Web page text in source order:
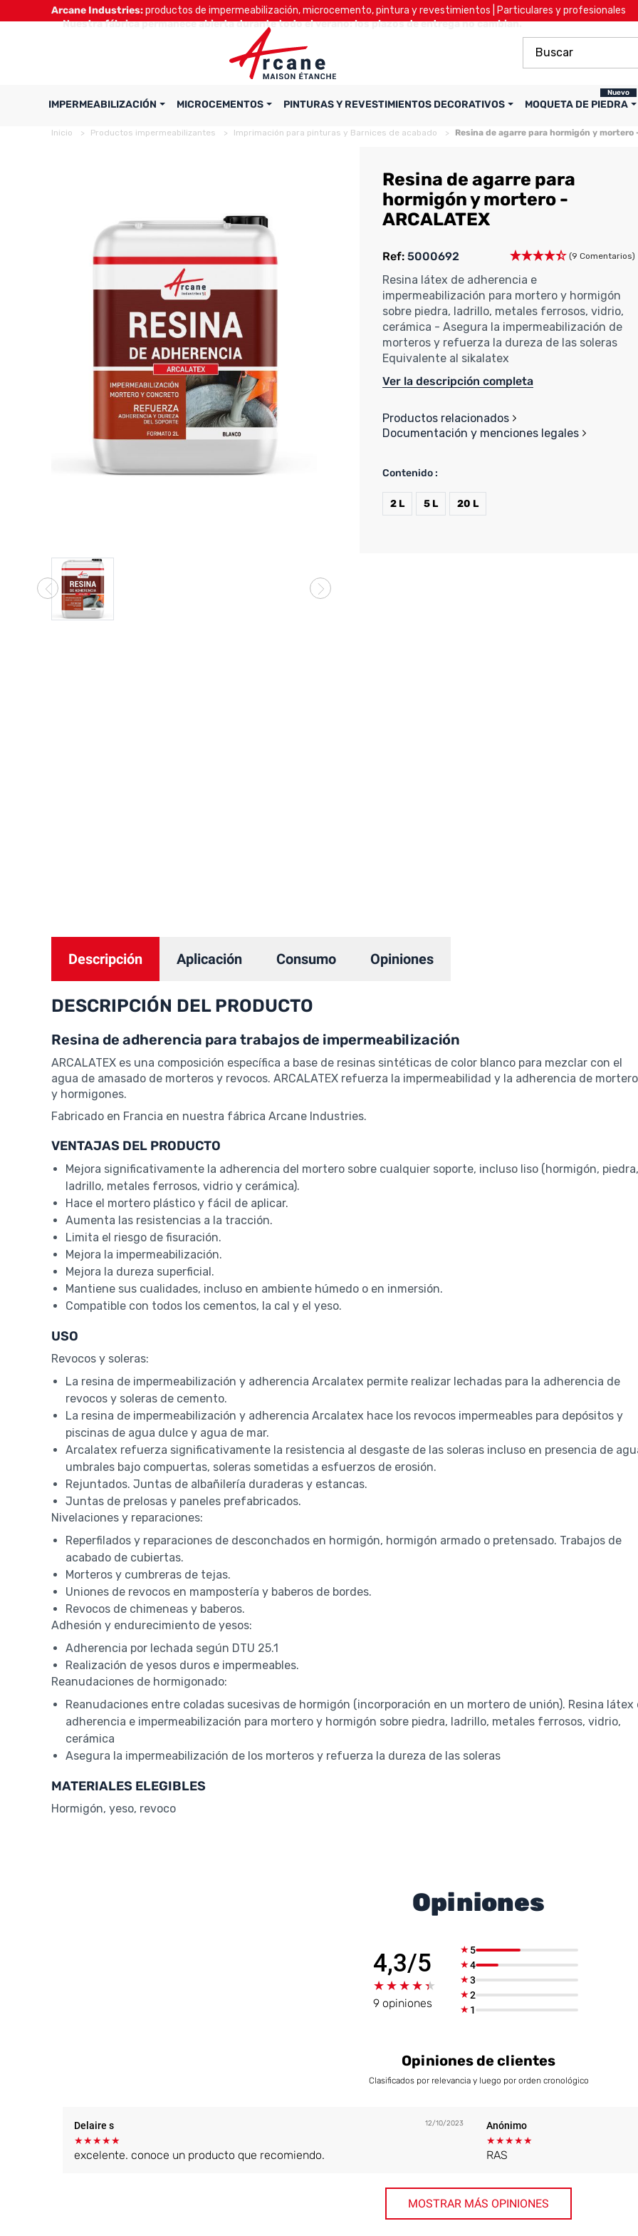
Arcane Industries:productos de impermeabilización, microcemento, pintura y revestimientos | Particulares y profesionales
Nuestra fábrica permanece abierta durante todo el verano: los plazos de entrega no cambian.
IMPERMEABILIZACIÓN MICROCEMENTOS PINTURAS Y REVESTIMIENTOS DECORATIVOS MOQUETA DE PIEDRA
Nuevo
Inicio Productos impermeabilizantes Imprimación para pinturas y Barnices de acabado Resina de agarre para hormigón y mortero
Resina de agarre para
hormigón y mortero -
ARCALATEX
Ref: 5000692 (9 Comentarios)
Resina látex de adherencia e
impermeabilización para mortero y hormigón
sobre piedra, ladrillo, metales ferrosos, vidrio,
cerámica - Asegura la impermeabilización de
morteros y refuerza la dureza de las soleras
Equivalente al sikalatex
Ver la descripción completa
Productos relacionados
Documentación y menciones legales
Contenido :
2 L 5 L 20 L
Descripción Aplicación Consumo Opiniones
DESCRIPCIÓN DEL PRODUCTO
Resina de adherencia para trabajos de impermeabilización
ARCALATEX es una composición específica a base de resinas sintéticas de color blanco para mezclar con el
agua de amasado de morteros y revocos. ARCALATEX refuerza la impermeabilidad y la adherencia de
y hormigones.
Fabricado en Francia en nuestra fábrica Arcane Industries.
VENTAJAS DEL PRODUCTO
Mejora significativamente la adherencia del mortero sobre cualquier soporte, incluso liso (hormigón, piedra,
ladrillo, metales ferrosos, vidrio y cerámica).
Hace el mortero plástico y fácil de aplicar.
Aumenta las resistencias a la tracción.
Limita el riesgo de fisuración.
Mejora la impermeabilización.
Mejora la dureza superficial.
Mantiene sus cualidades, incluso en ambiente húmedo o en inmersión.
Compatible con todos los cementos, la cal y el yeso.
USO
Revocos y soleras:
La resina de impermeabilización y adherencia Arcalatex permite realizar lechadas para la adherencia de
revocos y soleras de cemento.
La resina de impermeabilización y adherencia Arcalatex hace los revocos impermeables para depósitos y
piscinas de agua dulce y agua de mar.
Arcalatex refuerza significativamente la resistencia al desgaste de las soleras incluso en presencia de
umbrales bajo compuertas, soleras sometidas a esfuerzos de erosión.
Rejuntados. Juntas de albañilería duraderas y estancas.
Juntas de prelosas y paneles prefabricados.
Nivelaciones y reparaciones:
Reperfilados y reparaciones de desconchados en hormigón, hormigón armado o pretensado. Trabajos de
acabado de cubiertas.
Morteros y cumbreras de tejas.
Uniones de revocos en mampostería y baberos de bordes.
Revocos de chimeneas y baberos.
Adhesión y endurecimiento de yesos:
Adherencia por lechada según DTU 25.1
Realización de yesos duros e impermeables.
Reanudaciones de hormigonado:
Reanudaciones entre coladas sucesivas de hormigón (incorporación en un mortero de unión). Resina látex
adherencia e impermeabilización para mortero y hormigón sobre piedra, ladrillo, metales ferrosos, vidrio,
cerámica
Asegura la impermeabilización de los morteros y refuerza la dureza de las soleras
MATERIALES ELEGIBLES
Hormigón, yeso, revoco
Opiniones
4,3/5
★★★★★
★★★★★
9 opiniones
★5
★4
★3
★2
★1
Opiniones de clientes
Clasificados por relevancia y luego por orden cronológico
Delaire s 12/10/2023
★★★★★
excelente. conoce un producto que recomiendo.
Anónimo
★★★★★
RAS
MOSTRAR MÁS OPINIONES